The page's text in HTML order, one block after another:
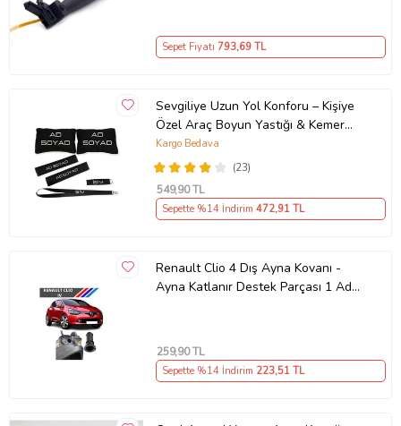
Sepet Fiyatı 793,69 TL
Sevgiliye Uzun Yol Konforu – Kişiye
Özel Araç Boyun Yastığı & Kemer
Pedi Hediye Seti
(23)
Kargo Bedava
549,90 TL
Sepette %14 İndirim 472,91 TL
Renault Clio 4 Dış Ayna Kovanı -
Ayna Katlanır Destek Parçası 1 Adet
259,90 TL
Sepette %14 İndirim 223,51 TL